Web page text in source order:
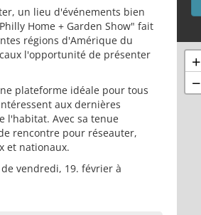
un lieu d'événements bien
Home + Garden Show" fait
régions d'Amérique du
l'opportunité de présenter
plateforme idéale pour tous
aux dernières
l'habitat. Avec sa tenue
rencontre pour réseauter,
et nationaux.
vendredi, 19. février à
+
−